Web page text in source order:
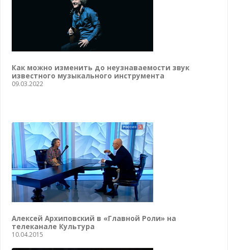
Как можно изменить до неузнаваемости звук
известного музыкального инструмента
09.03.2022
Алексей Архиповский в «Главной Роли» на
телеканале Культура
10.04.2015